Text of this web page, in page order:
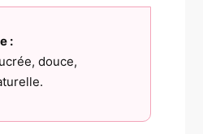
:
douce,